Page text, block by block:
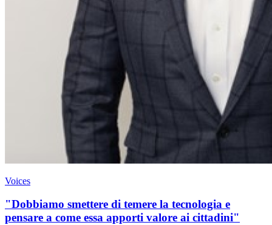
Voices
"Dobbiamo smettere di temere la tecnologia e
pensare a come essa apporti valore ai cittadini"